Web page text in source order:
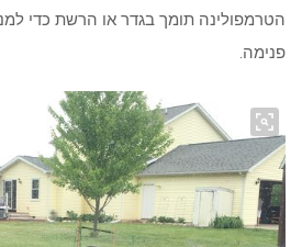
הטרמפולינה תומך בגדר או הרשת כדי
פנימה.